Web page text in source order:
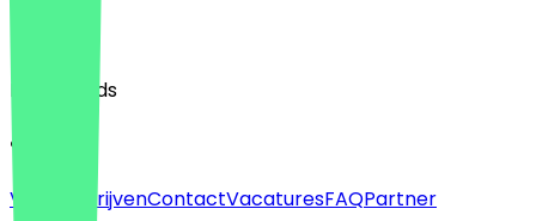
English
Nederlands
Over
Voor bedrijvenContactVacaturesFAQPartner